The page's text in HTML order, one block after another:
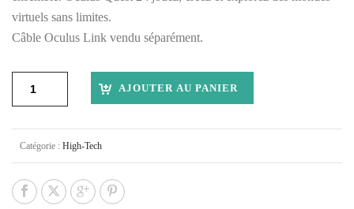
virtuels sans limites.
Câble Oculus Link vendu séparément.
AJOUTER AU PANIER
Catégorie : High-Tech